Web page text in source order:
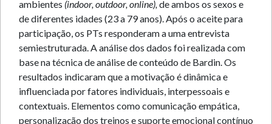
ambientes (indoor, outdoor, online),de ambos os sexos e
de diferentes idades (23 a 79 anos). Após o aceite para
participação, os PTs responderam a uma entrevista
semiestruturada. A análise dos dados foi realizada com
base na técnica de análise de conteúdo de Bardin. Os
resultados indicaram que a motivação é dinâmica e
influenciada por fatores individuais, interpessoais e
contextuais. Elementos como comunicação empática,
personalização dos treinos e suporte emocional contínuo